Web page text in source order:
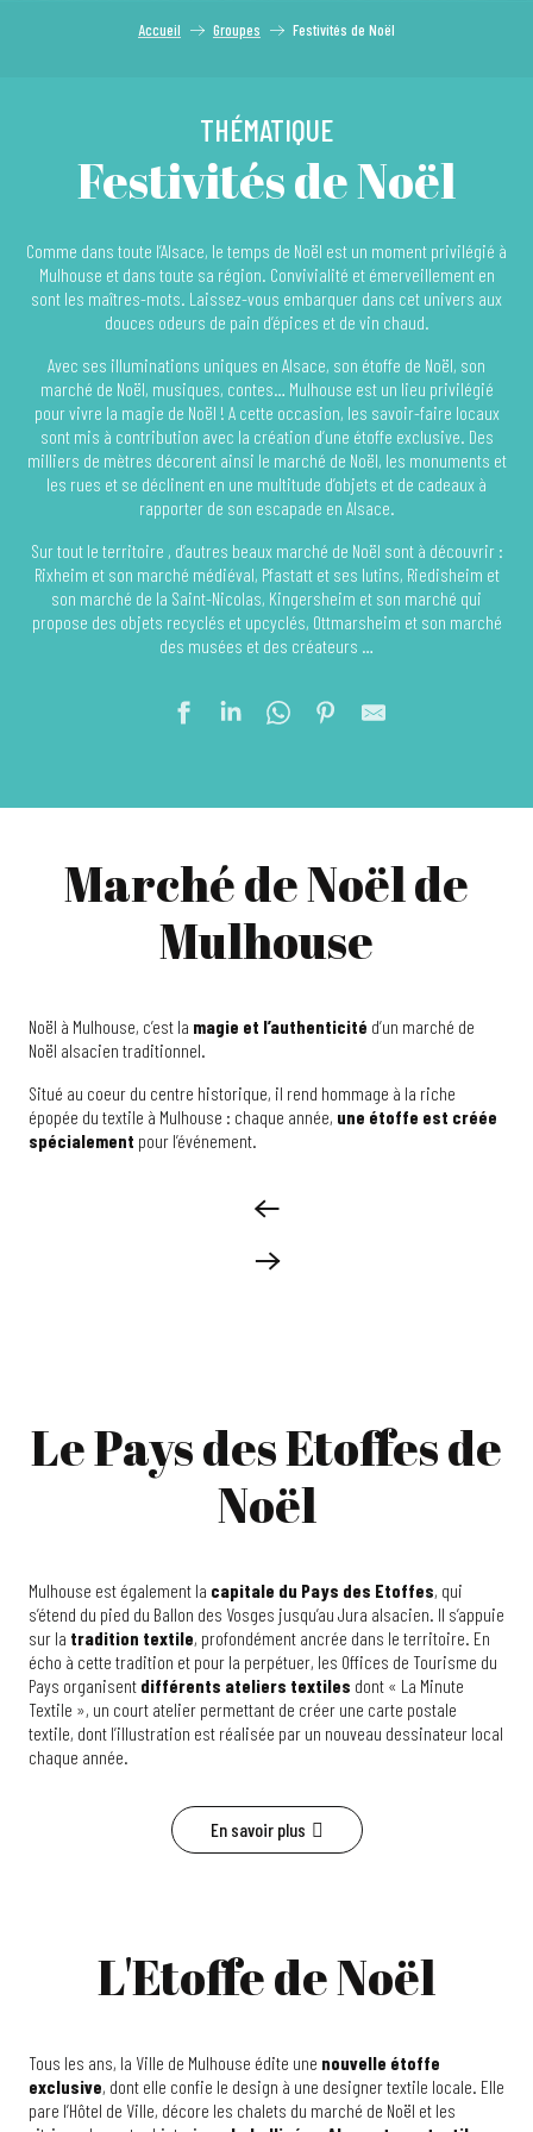
Accueil Groupes Festivités de Noël
THÉMATIQUE
Festivités de Noël
Comme dans toute l’Alsace, le temps de Noël est un moment privilégié à
Mulhouse et dans toute sa région. Convivialité et émerveillement en
sont les maîtres-mots. Laissez-vous embarquer dans cet univers aux
douces odeurs de pain d’épices et de vin chaud.
Avec ses illuminations uniques en Alsace, son étoffe de Noël, son
marché de Noël, musiques, contes… Mulhouse est un lieu privilégié
pour vivre la magie de Noël ! A cette occasion, les savoir-faire locaux
sont mis à contribution avec la création d’une étoffe exclusive. Des
milliers de mètres décorent ainsi le marché de Noël, les monuments et
les rues et se déclinent en une multitude d’objets et de cadeaux à
rapporter de son escapade en Alsace.
Sur tout le territoire , d’autres beaux marché de Noël sont à découvrir :
Rixheim et son marché médiéval, Pfastatt et ses lutins, Riedisheim et
son marché de la Saint-Nicolas, Kingersheim et son marché qui
propose des objets recyclés et upcyclés, Ottmarsheim et son marché
des musées et des créateurs …
Marché de Noël de
Mulhouse
Noël à Mulhouse, c’est la magie et l’authenticité d’un marché de
Noël alsacien traditionnel.
Situé au coeur du centre historique, il rend hommage à la riche
épopée du textile à Mulhouse : chaque année, une étoffe est créée
spécialement pour l’événement.
Le Pays des Etoffes de
Noël
Mulhouse est également la capitale du Pays des Etoffes, qui
s’étend du pied du Ballon des Vosges jusqu’au Jura alsacien. Il s’appuie
sur la tradition textile, profondément ancrée dans le territoire. En
écho à cette tradition et pour la perpétuer, les Offices de Tourisme du
Pays organisent différents ateliers textiles dont « La Minute
Textile », un court atelier permettant de créer une carte postale
textile, dont l’illustration est réalisée par un nouveau dessinateur local
chaque année.
En savoir plus
L'Etoffe de Noël
Tous les ans, la Ville de Mulhouse édite une nouvelle étoffe
exclusive, dont elle confie le design à une designer textile locale. Elle
pare l’Hôtel de Ville, décore les chalets du marché de Noël et les